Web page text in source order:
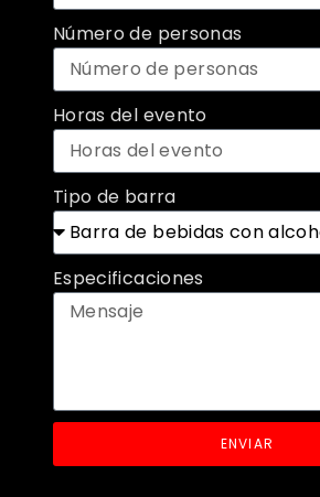
Número de personas
Horas del evento
Tipo de barra
Especificaciones
ENVIAR